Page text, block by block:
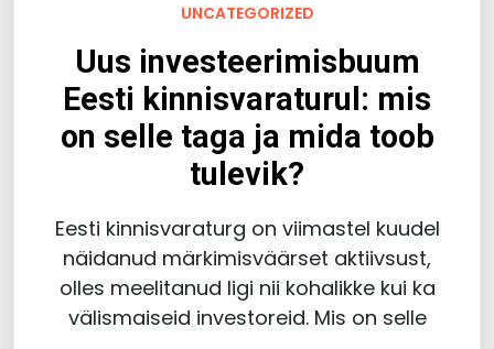
UNCATEGORIZED
Uus investeerimisbuum
Eesti kinnisvaraturul: mis
on selle taga ja mida toob
tulevik?
Eesti kinnisvaraturg on viimastel kuudel
näidanud märkimisväärset aktiivsust,
olles meelitanud ligi nii kohalikke kui ka
välismaiseid investoreid. Mis on selle